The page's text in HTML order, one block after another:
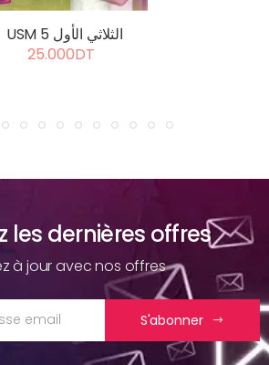
USM 5 الثلاثي الأول
25.000DT
les dernières offres
à jour avec nos offres
S'abonner